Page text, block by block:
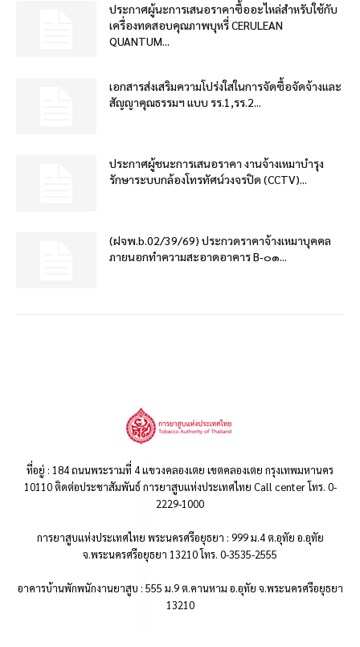
ประกาศผู้นะการเสนอราคาซื้ออะไหล่สำหรับใช้กับ
เครื่องทดสอบคุณภาพบุหรี่ CERULEAN
QUANTUM...
เอกสารส่งเสริมความโปร่งใสในการจัดซื้อจัดจ้างและ
สัญญาคุณธรรมฯ แบบ รร.1,รร.2...
ประกาศผู้ชนะการเสนอราคา งานจ้างเหมาบำรุง
รักษาระบบกล้องโทรทัศน์วงจรปิด (CCTV)...
(ฝจพ.b.02/39/69) ประกวดราคาจ้างเหมาบุคคล
ภายนอกทำความสะอาดอาคาร B-๐๑...
ที่อยู่ : 184 ถนนพระรามที่ 4 แขวงคลองเตย เขตคลองเตย กรุงเทพมหานคร
10110 ติดต่อประชาสัมพันธ์ การยาสูบแห่งประเทศไทย Call center โทร. 0-
2229-1000
การยาสูบแห่งประเทศไทย พระนครศรีอยุธยา : 999 ม.4 ต.อุทัย อ.อุทัย
จ.พระนครศรีอยุธยา 13210 โทร. 0-3535-2555
อาคารบ้านพักพนักงานยาสูบ : 555 ม.9 ต.คานหาม อ.อุทัย จ.พระนครศรีอยุธยา
13210